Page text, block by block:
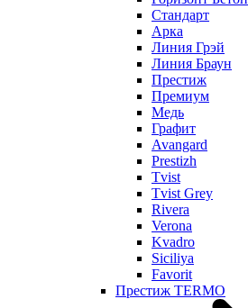
Стандарт
Арка
Линия Грэй
Линия Браун
Престиж
Премиум
Медь
Графит
Avangard
Prestizh
Tvist
Tvist Grey
Rivera
Verona
Kvadro
Siciliya
Favorit
Престиж TERMO